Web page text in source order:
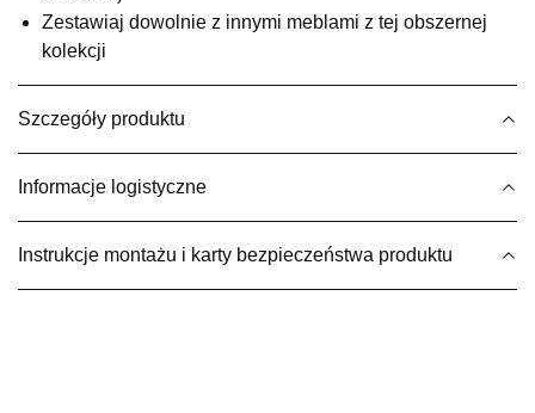
Nr tel.502668736
Adres e-mail:
SALON MEBLOWY MEBLE EXPO
Zestawiaj dowolnie z innymi meblami z tej obszernej
kolekcji
Szczegóły produktu
Informacje logistyczne
Instrukcje montażu i karty bezpieczeństwa produktu